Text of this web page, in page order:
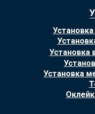
Установка
Установка